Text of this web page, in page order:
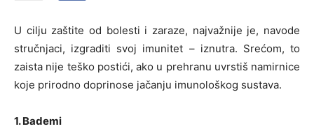
U cilju zaštite od bolesti i zaraze, najvažnije je, navode
stručnjaci, izgraditi svoj imunitet – iznutra. Srećom, to
zaista nije teško postići, ako u prehranu uvrstiš namirnice
koje prirodno doprinose jačanju imunološkog sustava.
1. Bademi